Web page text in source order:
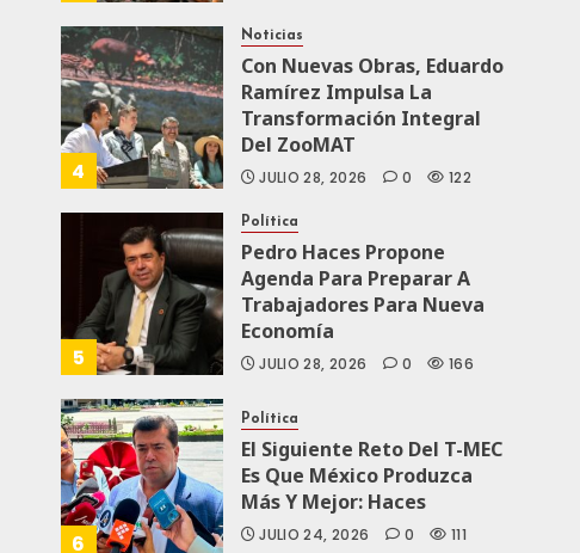
4
Noticias
Con Nuevas Obras, Eduardo
Ramírez Impulsa La
Transformación Integral
Del ZooMAT
JULIO 28, 2026 0 122
5
Política
Pedro Haces Propone
Agenda Para Preparar A
Trabajadores Para Nueva
Economía
JULIO 28, 2026 0 166
6
Política
El Siguiente Reto Del T-MEC
Es Que México Produzca
Más Y Mejor: Haces
JULIO 24, 2026 0 111